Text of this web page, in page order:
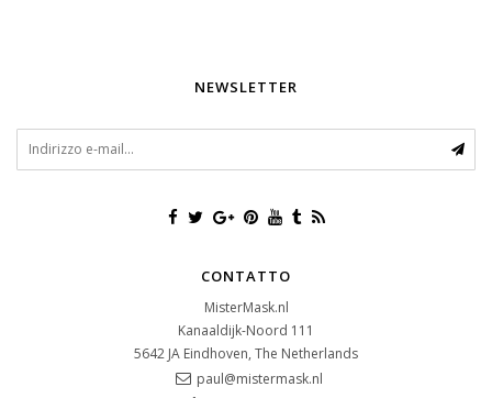
NEWSLETTER
CONTATTO
MisterMask.nl
Kanaaldijk-Noord 111
5642 JA Eindhoven, The Netherlands
paul@mistermask.nl